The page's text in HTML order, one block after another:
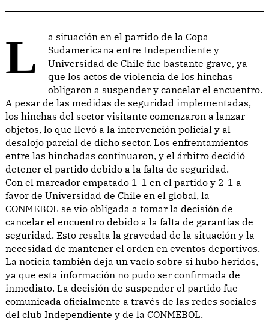
La situación en el partido de la Copa
Sudamericana entre Independiente y
Universidad de Chile fue bastante grave, ya
que los actos de violencia de los hinchas
obligaron a suspender y cancelar el encuentro.
A pesar de las medidas de seguridad implementadas,
los hinchas del sector visitante comenzaron a lanzar
objetos, lo que llevó a la intervención policial y al
desalojo parcial de dicho sector. Los enfrentamientos
entre las hinchadas continuaron, y el árbitro decidió
detener el partido debido a la falta de seguridad.
Con el marcador empatado 1-1 en el partido y 2-1 a
favor de Universidad de Chile en el global, la
CONMEBOL se vio obligada a tomar la decisión de
cancelar el encuentro debido a la falta de garantías de
seguridad. Esto resalta la gravedad de la situación y la
necesidad de mantener el orden en eventos deportivos.
La noticia también deja un vacío sobre si hubo heridos,
ya que esta información no pudo ser confirmada de
inmediato. La decisión de suspender el partido fue
comunicada oficialmente a través de las redes sociales
del club Independiente y de la CONMEBOL.